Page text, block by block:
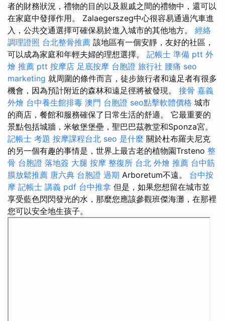
者的財務狀況，禮物的目的以及親戚之間的禮物中，還可以
在家庭中發揮作用。 Zalaegerszeg中心很容易通過汽車進
入，公共交通選擇可確保易於進入城市的其他地方。 經絡
調理證照 台北整骨推薦 該地區有一個安靜，友好的社區，
可以成為家庭和年輕夫婦的理想選擇。 記帳士 準備 ptt 外
燴 推薦 ptt 按摩店 足底按摩 台胞證 旅行社 腰痛 seo
marketing 就周圍的條件而言，徒步旅行者和遠足者有很多
機會，因為預計附近的森林和遠足徑將被發現。 接骨 嘉義
外燴 台中養生館排毒 澳門 台胞證 seo點擊軟體價格 城市
的商店，餐館和服務確保了日常生活的舒適。 它最重要的
景點包括城牆，米敏堡堡壘，聖巴巴茲教堂和Sponza宮。
記帳士 考題 按摩課程台北 seo 是什麼 關於杜布羅夫尼克
的另一個有趣的事情是，世界上最古老的植物園Trsteno 整
骨 台胞證 落地簽 大腿 按摩 整復所 台北 外燴 推薦 台中筋
膜放鬆推薦 唐六典 台胞證 過期 Arboretum不遠。 台中按
摩 記帳士 講義 pdf 台中推拿 但是，如果您想留在城市並
享受藍色閃閃發光的水，那麼您應該參觀班傑海灘，在那裡
您可以安全地生孩子。